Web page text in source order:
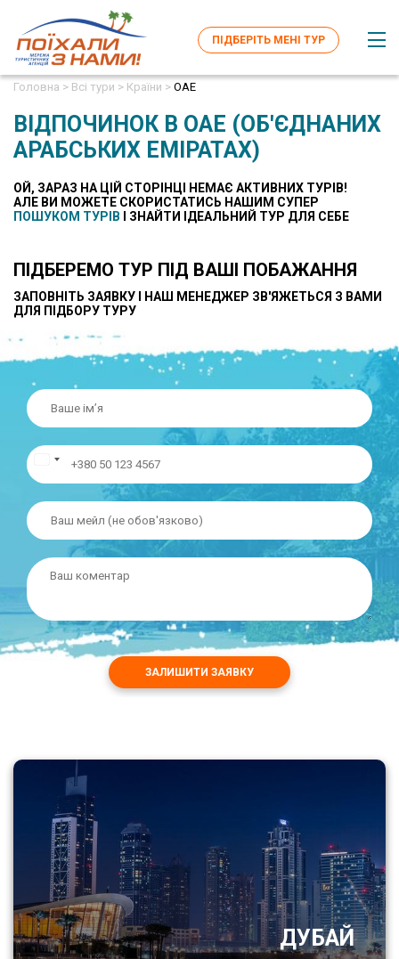
ПІДБЕРІТЬ МЕНІ ТУР
Головна > Всі тури > Країни > ОАЕ
ВІДПОЧИНОК В ОАЕ (ОБ'ЄДНАНИХ
АРАБСЬКИХ ЕМІРАТАХ)
ОЙ, ЗАРАЗ НА ЦІЙ СТОРІНЦІ НЕМАЄ АКТИВНИХ ТУРІВ!
AЛЕ ВИ МОЖЕТЕ СКОРИСТАТИСЬ НАШИМ СУПЕР
ПОШУКОМ ТУРІВ І ЗНАЙТИ ІДЕАЛЬНИЙ ТУР ДЛЯ СЕБЕ
ПІДБЕРЕМО ТУР ПІД ВАШІ ПОБАЖАННЯ
ЗАПОВНІТЬ ЗАЯВКУ І НАШ МЕНЕДЖЕР ЗВ'ЯЖЕТЬСЯ З ВАМИ
ДЛЯ ПІДБОРУ ТУРУ
ЗАЛИШИТИ ЗАЯВКУ
ДУБАЙ